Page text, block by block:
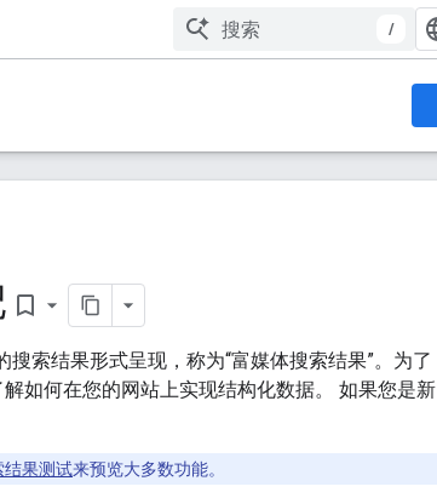
/
bookmark_border
索结果形式呈现，称为“富媒体搜索结果”。为了
如何在您的网站上实现结构化数据。 如果您是新
结果测试来预览大多数功能。